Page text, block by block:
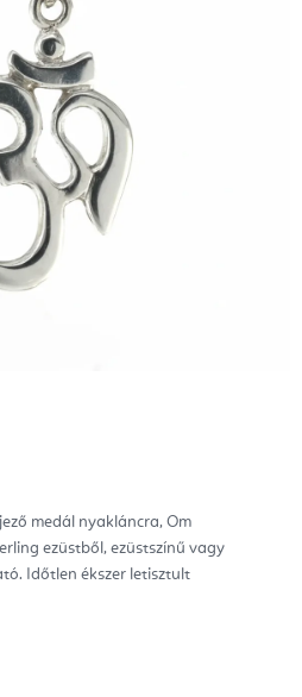
medál nyakláncra, Om
ezüstből, ezüstszínű vagy
Időtlen ékszer letisztult